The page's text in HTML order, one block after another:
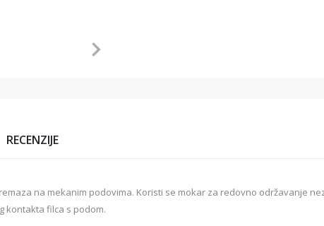
RECENZIJE
na mekanim podovima. Koristi se mokar za redovno održavanje
kontakta filca s podom.